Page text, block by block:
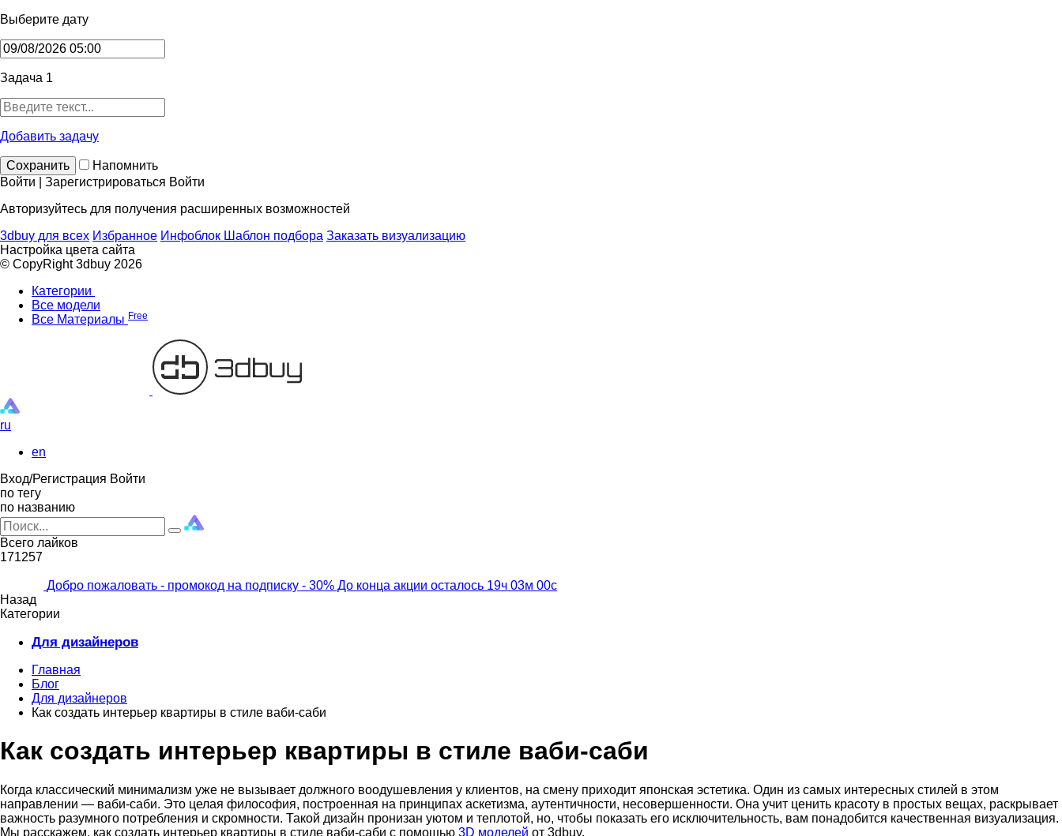
Выберите дату
Задача 1
Добавить задачу
Сохранить
Напомнить
Войти | Зарегистрироваться Войти
Авторизуйтесь для получения расширенных возможностей
3dbuy для всех Избранное Инфоблок Шаблон подбора Заказать визуализацию
Настройка цвета сайта
© CopyRight 3dbuy 2026
Категории
Все модели
Все Материалы Free
ru
en
Вход/Регистрация Войти
по тегу
по названию
Всего лайков
171257
Добро пожаловать - промокод на подписку - 30% До конца акции осталось 19ч 02м 59с
Назад
Категории
Для дизайнеров
Главная
Блог
Для дизайнеров
Как создать интерьер квартиры в стиле ваби-саби
Как создать интерьер квартиры в стиле ваби-саби
Когда классический минимализм уже не вызывает должного воодушевления у клиентов, на смену приходит японская эстетика. Один из самых интересных стилей в этом
направлении — ваби-саби. Это целая философия, построенная на принципах аскетизма, аутентичности, несовершенности. Она учит ценить красоту в простых вещах, раскрывает
важность разумного потребления и скромности. Такой дизайн пронизан уютом и теплотой, но, чтобы показать его исключительность, вам понадобится качественная визуализация.
Мы расскажем, как создать интерьер квартиры в стиле ваби-саби с помощью 3D моделей от 3dbuy.